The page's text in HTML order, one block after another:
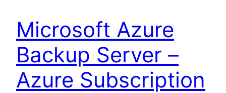
Microsoft Azure
Backup Server –
Azure Subscription